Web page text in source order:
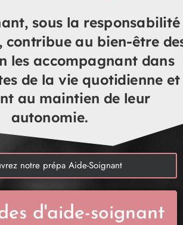
sous la responsabilité
au bien-être
les accompagnant dans
de la vie quotidienne et
au maintien de leur
autonomie.
notre prépa Aide-Soignant
d'aide-soignant